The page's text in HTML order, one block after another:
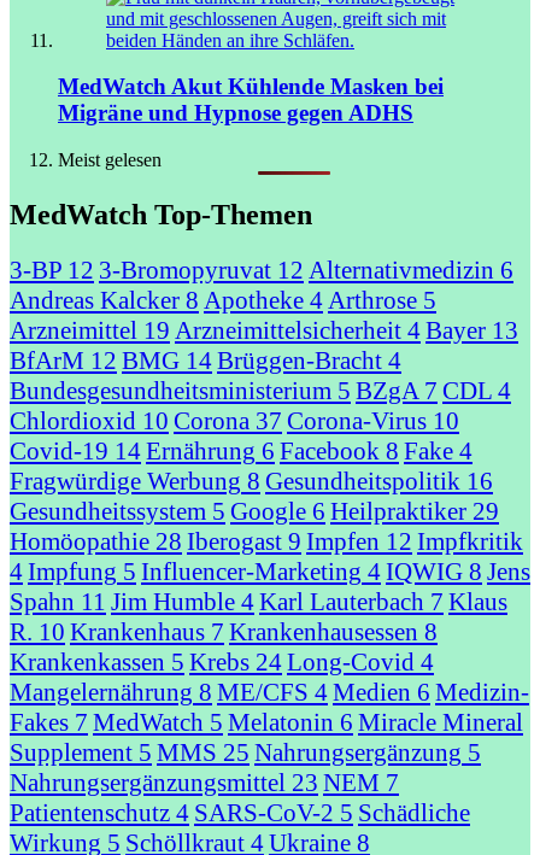
MedWatch Akut Kühlende Masken bei
Migräne und Hypnose gegen ADHS
Meist gelesen
MedWatch Top-Themen
3-BP 12 3-Bromopyruvat 12 Alternativmedizin 6
Andreas Kalcker 8 Apotheke 4Arthrose 5
Arzneimittel 19 Arzneimittelsicherheit 4Bayer 13
BfArM 12 BMG 14Brüggen-Bracht 4
Bundesgesundheitsministerium 5 BZgA7 CDL 4
Chlordioxid 10 Corona 37 Corona-Virus 10
Covid-19 14Ernährung 6 Facebook 8 Fake 4
Fragwürdige Werbung 8 Gesundheitspolitik 16
Gesundheitssystem 5 Google 6 Heilpraktiker 29
Homöopathie 28 Iberogast 9 Impfen 12 Impfkritik
4Impfung 5 Influencer-Marketing 4IQWIG 8 Jens
Spahn 11 Jim Humble 4Karl Lauterbach 7 Klaus
R. 10 Krankenhaus 7 Krankenhausessen 8
Krankenkassen 5 Krebs 24Long-Covid 4
Mangelernährung 8 ME/CFS 4Medien 6 Medizin-
Fakes 7 MedWatch 5 Melatonin 6 Miracle Mineral
Supplement 5 MMS 25 Nahrungsergänzung 5
Nahrungsergänzungsmittel 23 NEM 7
Patientenschutz 4 SARS-CoV-2 5 Schädliche
Wirkung 5 Schöllkraut 4Ukraine 8